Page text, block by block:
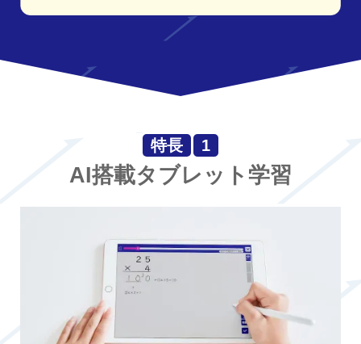
特長 1
AI搭載タブレット学習